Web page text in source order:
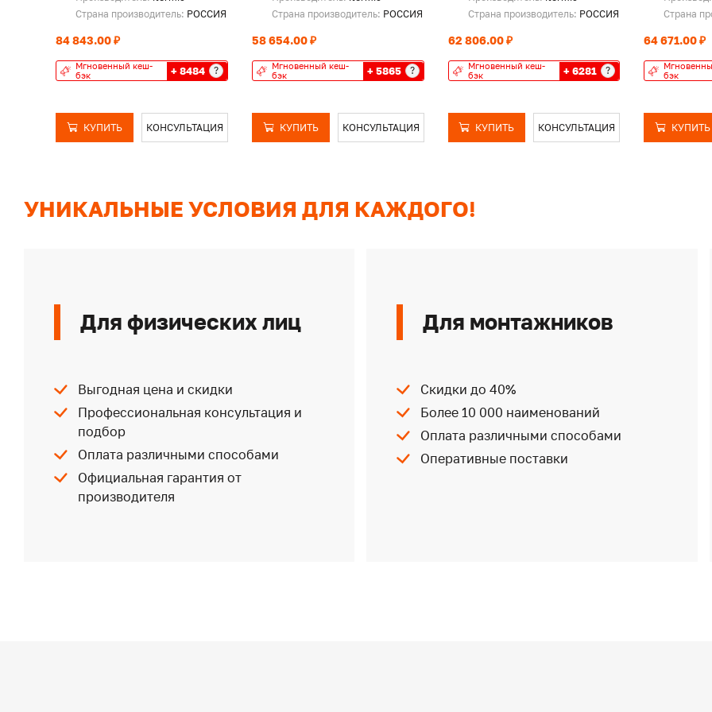
Страна производитель: РОССИЯ
84 843.00 ₽
Мгновенный кеш-
бэк
+ 8484 ?
КУПИТЬ КОНСУЛЬТАЦИЯ
Страна производитель: РОССИЯ
58 654.00 ₽
Мгновенный кеш-
бэк
+ 5865 ?
КУПИТЬ КОНСУЛЬТАЦИЯ
Страна производитель: РОССИЯ
62 806.00 ₽
Мгновенный кеш-
бэк
+ 6281 ?
КУПИТЬ КОНСУЛЬТАЦИЯ
Страна
64 671.00 ₽
бэк
КУПИТЬ
УНИКАЛЬНЫЕ УСЛОВИЯ ДЛЯ КАЖДОГО!
Для физических лиц
Выгодная цена и скидки
Профессиональная консультация и
подбор
Оплата различными способами
Официальная гарантия от
производителя
Для монтажников
Скидки до 40%
Более 10 000 наименований
Оплата различными способами
Оперативные поставки